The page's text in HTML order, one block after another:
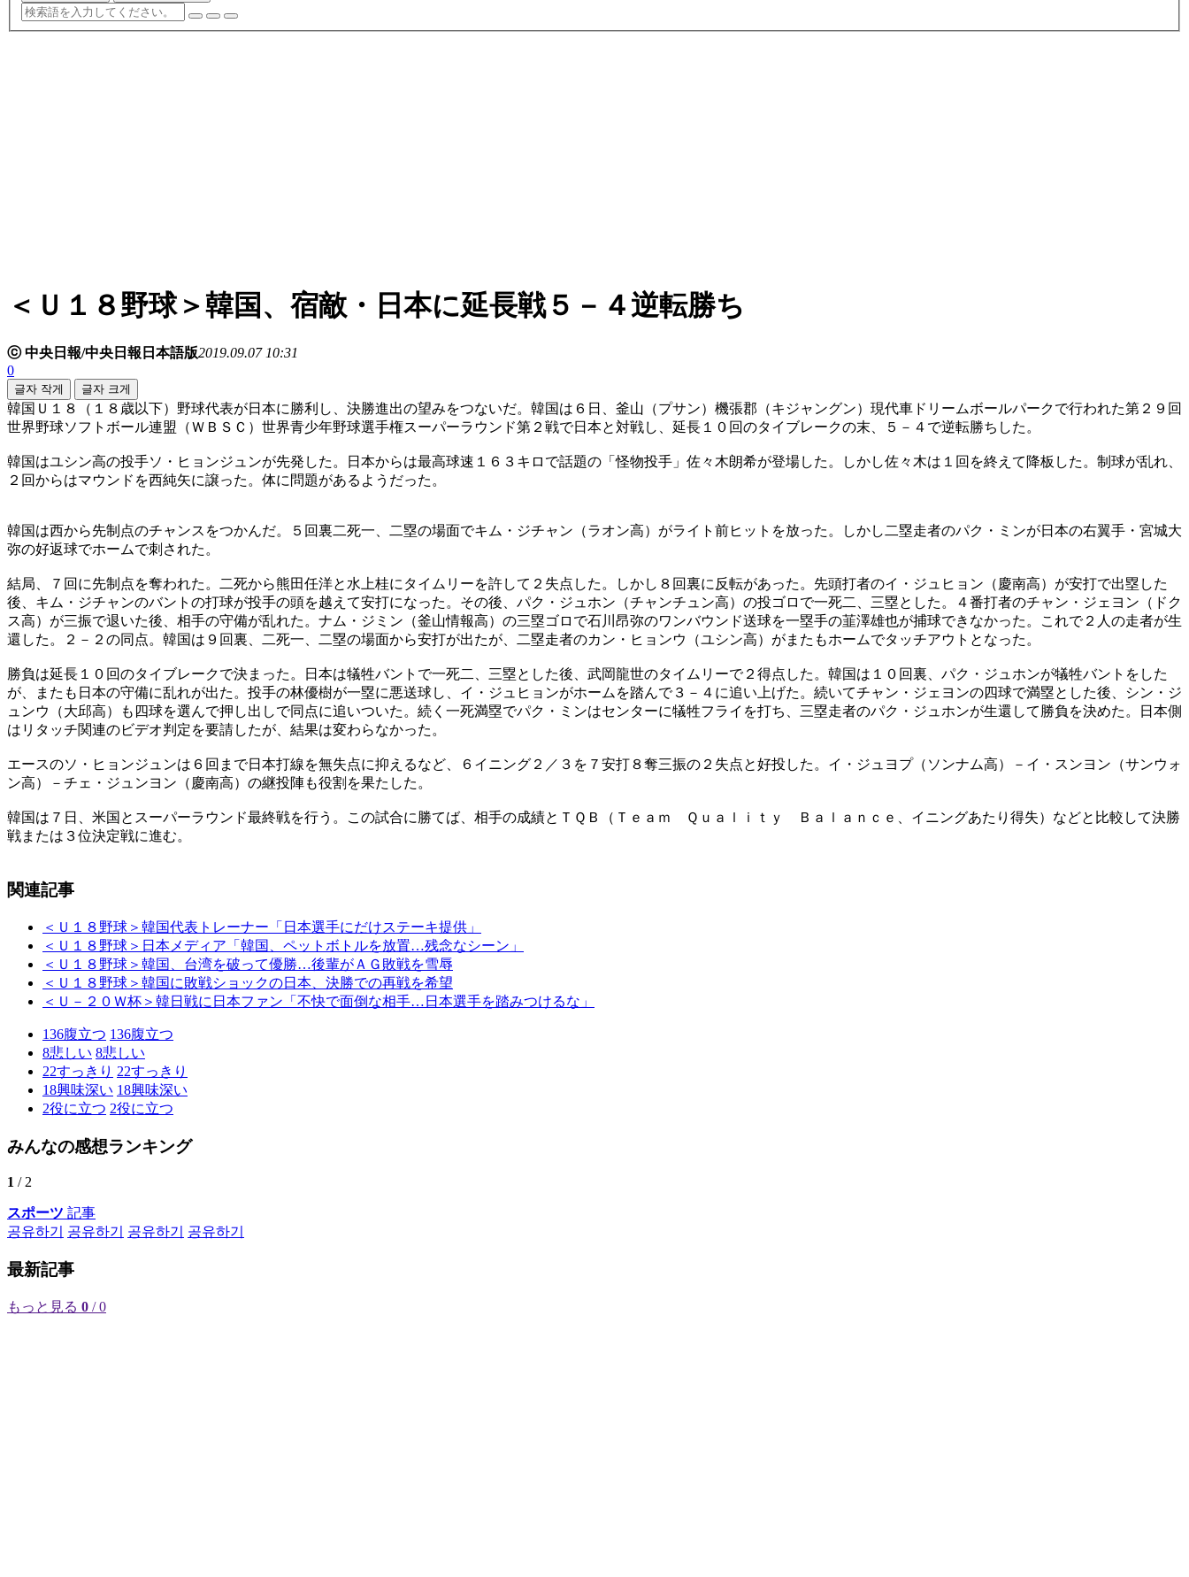
＜Ｕ１８野球＞韓国、宿敵・日本に延長戦５－４逆転勝ち
ⓒ 中央日報/中央日報日本語版2019.09.07 10:31
0
글자 작게 글자 크게
韓国Ｕ１８（１８歳以下）野球代表が日本に勝利し、決勝進出の望みをつないだ。韓国は６日、釜山（プサン）機張郡（キジャングン）現代車ドリームボールパークで行われた第２９回
世界野球ソフトボール連盟（ＷＢＳＣ）世界青少年野球選手権スーパーラウンド第２戦で日本と対戦し、延長１０回のタイブレークの末、５－４で逆転勝ちした。
韓国はユシン高の投手ソ・ヒョンジュンが先発した。日本からは最高球速１６３キロで話題の「怪物投手」佐々木朗希が登場した。しかし佐々木は１回を終えて降板した。制球が乱れ、
２回からはマウンドを西純矢に譲った。体に問題があるようだった。
韓国は西から先制点のチャンスをつかんだ。５回裏二死一、二塁の場面でキム・ジチャン（ラオン高）がライト前ヒットを放った。しかし二塁走者のパク・ミンが日本の右翼手・宮城大
弥の好返球でホームで刺された。
結局、７回に先制点を奪われた。二死から熊田任洋と水上桂にタイムリーを許して２失点した。しかし８回裏に反転があった。先頭打者のイ・ジュヒョン（慶南高）が安打で出塁した
後、キム・ジチャンのバントの打球が投手の頭を越えて安打になった。その後、パク・ジュホン（チャンチュン高）の投ゴロで一死二、三塁とした。４番打者のチャン・ジェヨン（ドク
ス高）が三振で退いた後、相手の守備が乱れた。ナム・ジミン（釜山情報高）の三塁ゴロで石川昂弥のワンバウンド送球を一塁手の韮澤雄也が捕球できなかった。これで２人の走者が生
還した。２－２の同点。韓国は９回裏、二死一、二塁の場面から安打が出たが、二塁走者のカン・ヒョンウ（ユシン高）がまたもホームでタッチアウトとなった。
勝負は延長１０回のタイブレークで決まった。日本は犠牲バントで一死二、三塁とした後、武岡龍世のタイムリーで２得点した。韓国は１０回裏、パク・ジュホンが犠牲バントをした
が、またも日本の守備に乱れが出た。投手の林優樹が一塁に悪送球し、イ・ジュヒョンがホームを踏んで３－４に追い上げた。続いてチャン・ジェヨンの四球で満塁とした後、シン・ジ
ュンウ（大邱高）も四球を選んで押し出しで同点に追いついた。続く一死満塁でパク・ミンはセンターに犠牲フライを打ち、三塁走者のパク・ジュホンが生還して勝負を決めた。日本側
はリタッチ関連のビデオ判定を要請したが、結果は変わらなかった。
エースのソ・ヒョンジュンは６回まで日本打線を無失点に抑えるなど、６イニング２／３を７安打８奪三振の２失点と好投した。イ・ジュヨプ（ソンナム高）－イ・スンヨン（サンウォ
ン高）－チェ・ジュンヨン（慶南高）の継投陣も役割を果たした。
韓国は７日、米国とスーパーラウンド最終戦を行う。この試合に勝てば、相手の成績とＴＱＢ（Ｔｅａｍ Ｑｕａｌｉｔｙ Ｂａｌａｎｃｅ、イニングあたり得失）などと比較して決勝
戦または３位決定戦に進む。
関連記事
＜Ｕ１８野球＞韓国代表トレーナー「日本選手にだけステーキ提供」
＜Ｕ１８野球＞日本メディア「韓国、ペットボトルを放置…残念なシーン」
＜Ｕ１８野球＞韓国、台湾を破って優勝…後輩がＡＧ敗戦を雪辱
＜Ｕ１８野球＞韓国に敗戦ショックの日本、決勝での再戦を希望
＜Ｕ－２０Ｗ杯＞韓日戦に日本ファン「不快で面倒な相手…日本選手を踏みつけるな」
136腹立つ 136腹立つ
8悲しい 8悲しい
22すっきり 22すっきり
18興味深い 18興味深い
2役に立つ 2役に立つ
みんなの感想ランキング
1 / 2
スポーツ 記事
공유하기
공유하기 공유하기 공유하기
最新記事
もっと見る 0 / 0